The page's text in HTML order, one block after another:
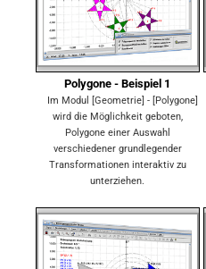
Polygone - Beispiel 1
Im Modul [Geometrie] - [Polygone]
wird die Möglichkeit geboten,
Polygone einer Auswahl
verschiedener grundlegender
Transformationen interaktiv zu
unterziehen.